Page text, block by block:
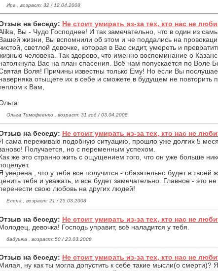
Ира , возраст: 32 / 12.04.2008
на беседу: Не стоит умирать из-за тех, кто нас не
Вы - Чудо Господнее! И так замечательно, что в один из
жизни, Вы вспомнили об этом и не поддались на
светлой девочке, которая в Вас сидит, умереть и
человека. Так здорово, что именно воспоминание о
Вас на план спасения. Всё нам попускается по Воле
Воля! Причины известны только Ему! Но если Вы
отыщете их в себе и сможете в будущем не
к Вам,
Ольга Тимофеенко , возраст: 31 год / 03.04.2008
на беседу: Не стоит умирать из-за тех, кто нас не
сама переживаю подобную ситуацию, прошло уже долгих 5
Получается, но с переменным успехом.
же это странно жить с ощущением того, что он уже больше
уверена , что у тебя все получится - обязательно будет в твоей
тебя и уважать, и все будет замечательно. Главное - это
свою любовь на других людей!
Елена , возраст: 21 / 25.03.2008
на беседу: Не стоит умирать из-за тех, кто нас не
девочка! Господь управит, всё наладится у тебя.
бабушка , возраст: 50 / 23.03.2008
на беседу: Не стоит умирать из-за тех, кто нас не
ну как ты могла допустить к себе такие мысли(о